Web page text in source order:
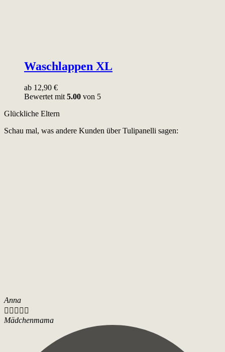
Waschlappen XL
ab 12,90 €
Bewertet mit 5.00 von 5
Glückliche Eltern
Schau mal, was andere Kunden über Tulipanelli sagen:
Anna
    
Mädchenmama